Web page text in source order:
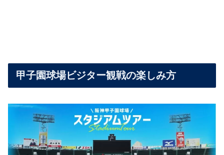
甲子園球場ビジター観戦の楽しみ方